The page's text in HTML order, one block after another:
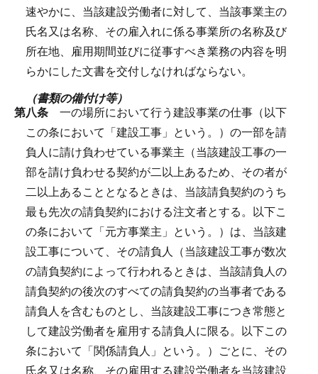
速やかに、当該建設労働者に対して、当該事業主の
氏名又は名称、その雇入れに係る事業所の名称及び
所在地、雇用期間並びに従事すべき業務の内容を明
らかにした文書を交付しなければならない。
（書類の備付け等）
第八条 一の場所において行う建設事業の仕事（以下
この条において「建設工事」という。）の一部を請
負人に請け負わせている事業主（当該建設工事の一
部を請け負わせる契約が二以上あるため、その者が
二以上あることとなるときは、当該請負契約のうち
最も先次の請負契約における注文者とする。以下こ
の条において「元方事業主」という。）は、当該建
設工事について、その請負人（当該建設工事が数次
の請負契約によって行われるときは、当該請負人の
請負契約の後次のすべての請負契約の当事者である
請負人を含むものとし、当該建設工事につき常態と
して建設労働者を雇用する請負人に限る。以下この
条において「関係請負人」という。）ごとに、その
氏名又は名称、その雇用する建設労働者を当該建設